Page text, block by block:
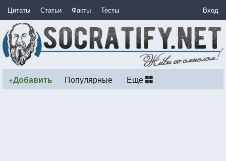
Цитаты Статьи Факты Тесты Вход
+Добавить Популярные Еще